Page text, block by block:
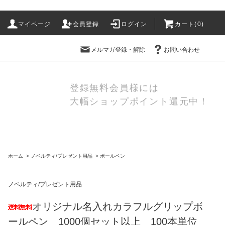
マイページ 会員登録 ログイン カート(0)
メルマガ登録・解除 お問い合わせ
登録無料会員様には
大幅ショップポイント還元中！
ホーム > ノベルティ/プレゼント用品 > ボールペン
ノベルティ/プレゼント用品
オリジナル名入れカラフルグリップボ
ールペン 1000個セット以上 100本単位